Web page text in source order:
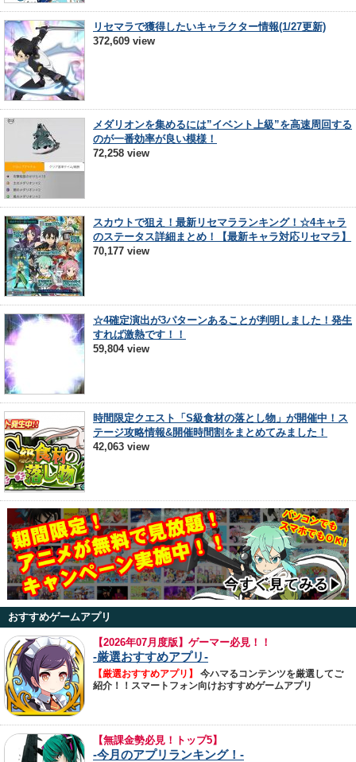
リセマラで獲得したいキャラクター情報(1/27更新)
372,609 view
メダリオンを集めるには”イベント上級”を高速周回する
のが一番効率が良い模様！
72,258 view
スカウトで狙え！最新リセマラランキング！☆4キャラ
のステータス詳細まとめ！【最新キャラ対応リセマラ】
70,177 view
☆4確定演出が3パターンあることが判明しました！発生
すれば激熱です！！
59,804 view
時間限定クエスト「S級食材の落とし物」が開催中！ス
テージ攻略情報&開催時間割をまとめてみました！
42,063 view
おすすめゲームアプリ
【2026年07月度版】ゲーマー必見！！
-厳選おすすめアプリ-
【厳選おすすめアプリ】
今ハマるコンテンツを厳選してご
紹介！！スマートフォン向けおすすめゲームアプリ
【無課金勢必見！トップ5】
-今月のアプリランキング！-